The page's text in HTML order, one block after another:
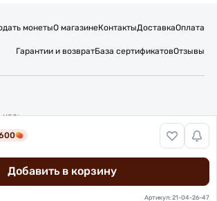
Добавить в корзину
Артикул: 21-04-26-47
монетыО магазинеКонтактыДоставкаОплата
Гарантии и возвратБаза сертификатовОтзывы
нас:
персональных данных
Александр Михайлович